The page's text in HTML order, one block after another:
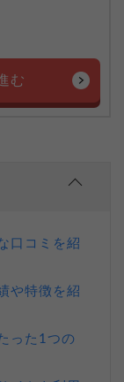
む
口コミを紹
や特徴を紹
った1つの